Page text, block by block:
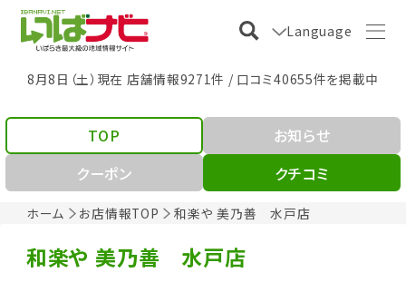
Language
8月8日（土）現在 店舗情報9271件 / 口コミ40655件を掲載中
ホーム お店情報TOP 和楽や 美乃善 水戸店
TOP
お知らせ
クーポン
クチコミ
和楽や 美乃善 水戸店